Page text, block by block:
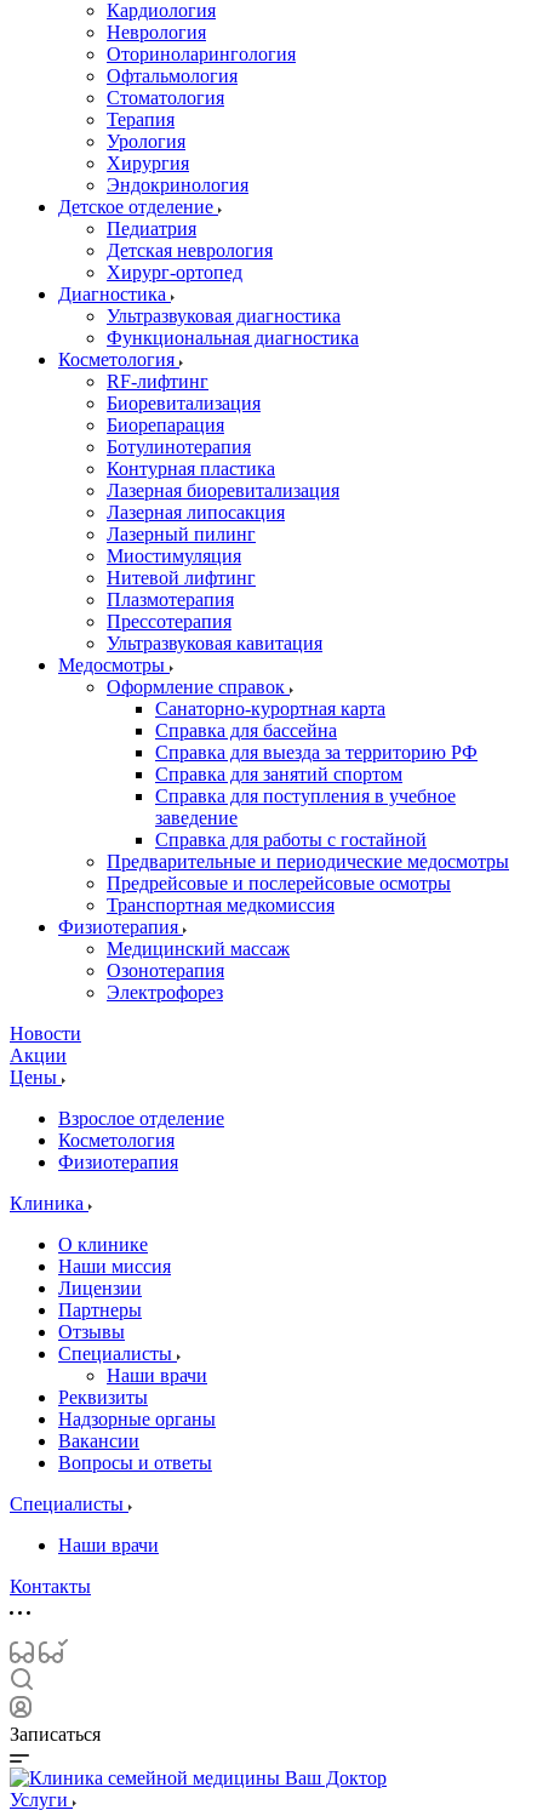
Кардиология
Неврология
Оториноларингология
Офтальмология
Стоматология
Терапия
Урология
Хирургия
Эндокринология
Детское отделение
Педиатрия
Детская неврология
Хирург-ортопед
Диагностика
Ультразвуковая диагностика
Функциональная диагностика
Косметология
RF-лифтинг
Биоревитализация
Биорепарация
Ботулинотерапия
Контурная пластика
Лазерная биоревитализация
Лазерная липосакция
Лазерный пилинг
Миостимуляция
Нитевой лифтинг
Плазмотерапия
Прессотерапия
Ультразвуковая кавитация
Медосмотры
Оформление справок
Санаторно-курортная карта
Справка для бассейна
Справка для выезда за территорию РФ
Справка для занятий спортом
Справка для поступления в учебное
заведение
Справка для работы с гостайной
Предварительные и периодические медосмотры
Предрейсовые и послерейсовые осмотры
Транспортная медкомиссия
Физиотерапия
Медицинский массаж
Озонотерапия
Электрофорез
Новости
Акции
Цены
Взрослое отделение
Косметология
Физиотерапия
Клиника
О клинике
Наши миссия
Лицензии
Партнеры
Отзывы
Специалисты
Наши врачи
Реквизиты
Надзорные органы
Вакансии
Вопросы и ответы
Специалисты
Наши врачи
Контакты
Записаться
Услуги